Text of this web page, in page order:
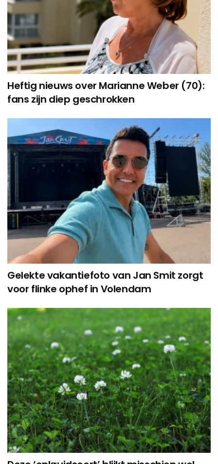
Heftig nieuws over Marianne Weber (70):
fans zijn diep geschrokken
Gelekte vakantiefoto van Jan Smit zorgt
voor flinke ophef in Volendam